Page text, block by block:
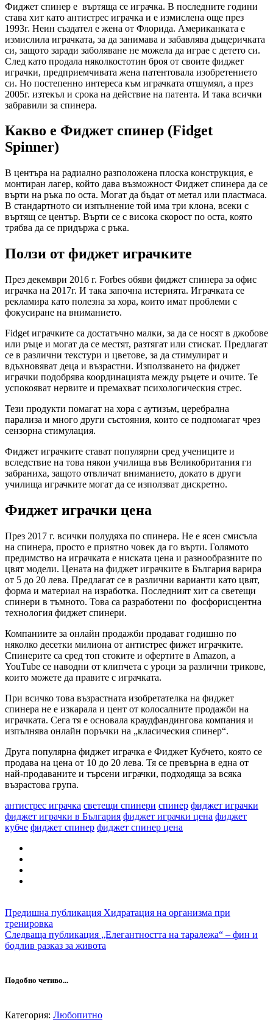
Фиджет спинер е въртяща се играчка. В последните години
става хит като антистрес играчка и е измислена още през
1993г. Неин създател е жена от Флорида. Американката е
измислила играчката, за да занимава и забавлява дъщеричката
си, защото заради заболяване не можела да играе с детето си.
След като продала няколкостотин броя от своите фиджет
играчки, предприемчивата жена патентовала изобретението
си. Но постепенно интереса към играчката отшумял, а през
2005г. изтекъл и срока на действие на патента. И така всички
забравили за спинера.
Какво е Фиджет спинер (Fidget
Spinner)
В центъра на радиално разположена плоска конструкция, е
монтиран лагер, който дава възможност Фиджет спинера да се
върти на ръка по оста. Могат да бъдат от метал или пластмаса.
В стандартното си изпълнение той има три клона, всеки с
въртящ се център. Върти се с висока скорост по оста, която
трябва да се придържа с ръка.
Ползи от фиджет играчките
През декември 2016 г. Forbes обяви фиджет спинера за офис
играчка на 2017г. И така започна истерията. Играчката се
рекламира като полезна за хора, които имат проблеми с
фокусиране на вниманието.
Fidget играчките са достатъчно малки, за да се носят в джобове
или ръце и могат да се местят, разтягат или стискат. Предлагат
се в различни текстури и цветове, за да стимулират и
вдъхновяват деца и възрастни. Използването на фиджет
играчки подобрява координацията между ръцете и очите. Те
успокояват нервите и премахват психологическия стрес.
Тези продукти помагат на хора с аутизъм, церебрална
парализа и много други състояния, които се подпомагат чрез
сензорна стимулация.
Фиджет играчките стават популярни сред учениците и
вследствие на това някои училища във Великобритания ги
забраниха, защото отвличат вниманието, докато в други
училища играчките могат да се използват дискретно.
Фиджет играчки цена
През 2017 г. всички полудяха по спинера. Не е ясен смисъла
на спинера, просто е приятно човек да го върти. Голямото
предимство на играчката е ниската цена и разнообразните по
цвят модели. Цената на фиджет играчките в България варира
от 5 до 20 лева. Предлагат се в различни варианти като цвят,
форма и материал на изработка. Последният хит са светещи
спинери в тъмното. Това са разработени по фосфорисцентна
технология фиджет спинери.
Компаниите за онлайн продажби продават годишно по
няколко десетки милиона от антистрес фижет играчките.
Спинерите са сред топ стоките и офертите в Amazon, а
YouTube се наводни от клипчета с уроци за различни трикове,
които можете да правите с играчката.
При всичко това възрастната изобретателка на фиджет
спинера не е изкарала и цент от колосалните продажби на
играчката. Сега тя е основала краудфандингова компания и
изпълнява онлайн поръчки на „класическия спинер“.
Друга популярна фиджет играчка е Фиджет Кубчето, която се
продава на цена от 10 до 20 лева. Тя се превърна в една от
най-продаваните и търсени играчки, подходяща за всяка
възрастова група.
антистрес играчка светещи спинери спинер фиджет играчки
фиджет играчки в България фиджет играчки цена фиджет
кубче фиджет спинер фиджет спинер цена
Предишна публикация Хидратация на организма при
тренировка
Следваща публикация „Елегантността на таралежа“ – фин и
бодлив разказ за живота
Подобно четиво...
Категория: Любопитно